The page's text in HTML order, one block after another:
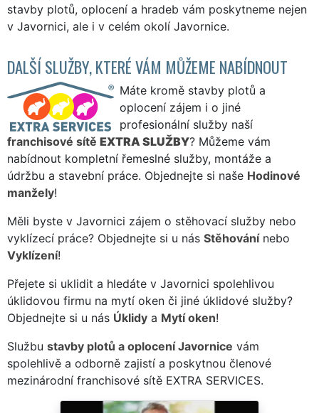
stavby plotů, oplocení a hradeb vám poskytneme nejen
v Javornici, ale i v celém okolí Javornice.
DALŠÍ SLUŽBY, KTERÉ VÁM MŮŽEME NABÍDNOUT
Máte kromě stavby plotů a
oplocení zájem i o jiné
profesionální služby naší
franchisové sítě EXTRA SLUŽBY? Můžeme vám
nabídnout kompletní řemeslné služby, montáže a
údržbu a stavební práce. Objednejte si naše Hodinové
manžely!
Měli byste v Javornici zájem o stěhovací služby nebo
vyklízecí práce? Objednejte si u nás Stěhovánínebo
Vyklízení!
Přejete si uklidit a hledáte v Javornici spolehlivou
úklidovou firmu na mytí oken či jiné úklidové služby?
Objednejte si u nás Úklidy a Mytí oken!
Službu stavby plotů a oplocení Javornice vám
spolehlivě a odborně zajistí a poskytnou členové
mezinárodní franchisové sítě EXTRA SERVICES.